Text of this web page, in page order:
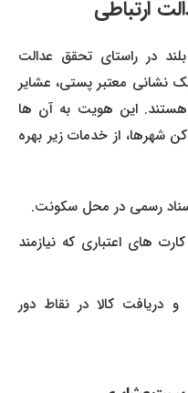
در راستای تحقق عدالت
معتبر پستی، عشایر
این هویت به آن ها
از خدمات زیر بهره
رسمی در محل سکونت.
های اعتباری که نیازمند
کالا در نقاط دور